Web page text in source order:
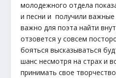
молодежного отдела
и песни и получили
важно для поэта найти
отзовется у совсем
бояться высказываться
шанс несмотря на страх и
принимать свое